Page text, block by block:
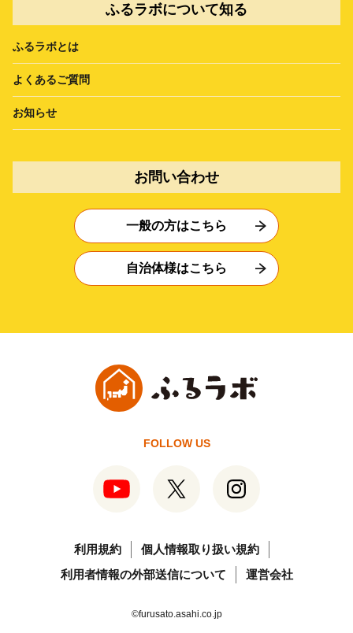
ふるラボについて知る
ふるラボとは
よくあるご質問
お知らせ
お問い合わせ
一般の方はこちら
自治体様はこちら
FOLLOW US
利用規約
個人情報取り扱い規約
利用者情報の外部送信について
運営会社
©furusato.asahi.co.jp